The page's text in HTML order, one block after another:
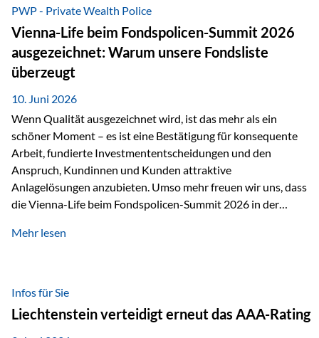
Leitfähigkeit aller Metalle. Diese Eigenschaft macht es für
zahlreiche Zukunftstechnologien praktisch unverzichtbar.
Silber findet sich unter anderem in: Solarmodulen
Elektrofahrzeugen Halbleitern Smartphones und Tablets…
PWP - Private Wealth Police
Vienna-Life beim Fondspolicen-Summit 2026
ausgezeichnet: Warum unsere Fondsliste
überzeugt
10. Juni 2026
Wenn Qualität ausgezeichnet wird, ist das mehr als ein
schöner Moment – es ist eine Bestätigung für konsequente
Arbeit, fundierte Investmententscheidungen und den
Anspruch, Kundinnen und Kunden attraktive
Anlagelösungen anzubieten. Umso mehr freuen wir uns, dass
die Vienna-Life beim Fondspolicen-Summit 2026 in der
dieser Ehrung ist der renommierte Fondspolicenreport der
analysiert und verglichen wurden. Das Ergebnis: Die ETF-
Auswahl der Vienna-Life zählt zu den drei besten Angeboten
am Markt. Für uns ist diese Auszeichnung eine Bestätigung
Mehr lesen
Infos für Sie
Liechtenstein verteidigt erneut das AAA-Rating